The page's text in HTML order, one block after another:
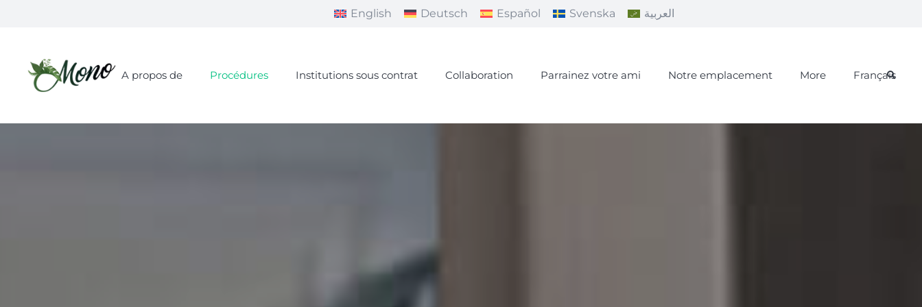
English Deutsch Español Svenska العربية
A propos de Procédures Institutions sous contrat Collaboration Parrainez votre ami Notre emplacement More Français